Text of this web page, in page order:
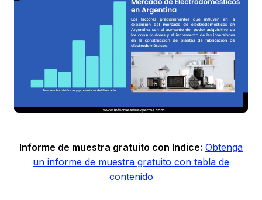
Informe de muestra gratuito con índice: Obtenga
un informe de muestra gratuito con tabla de
contenido